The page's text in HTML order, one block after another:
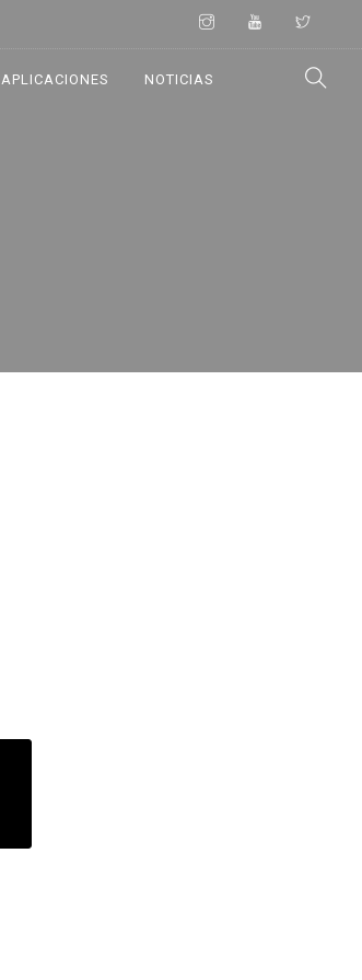
APLICACIONES NOTICIAS